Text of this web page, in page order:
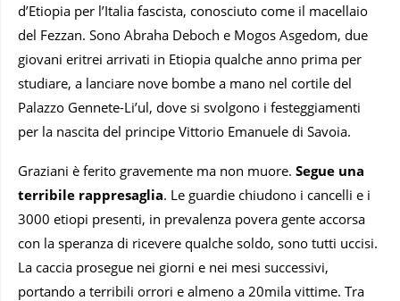
d’Etiopia per l’Italia fascista, conosciuto come il macellaio
del Fezzan. Sono Abraha Deboch e Mogos Asgedom, due
giovani eritrei arrivati in Etiopia qualche anno prima per
studiare, a lanciare nove bombe a mano nel cortile del
Palazzo Gennete-Li’ul, dove si svolgono i festeggiamenti
per la nascita del principe Vittorio Emanuele di Savoia.
Graziani è ferito gravemente ma non muore. Segue una
terribile rappresaglia. Le guardie chiudono i cancelli e i
3000 etiopi presenti, in prevalenza povera gente accorsa
con la speranza di ricevere qualche soldo, sono tutti uccisi.
La caccia prosegue nei giorni e nei mesi successivi,
portando a terribili orrori e almeno a 20mila vittime. Tra